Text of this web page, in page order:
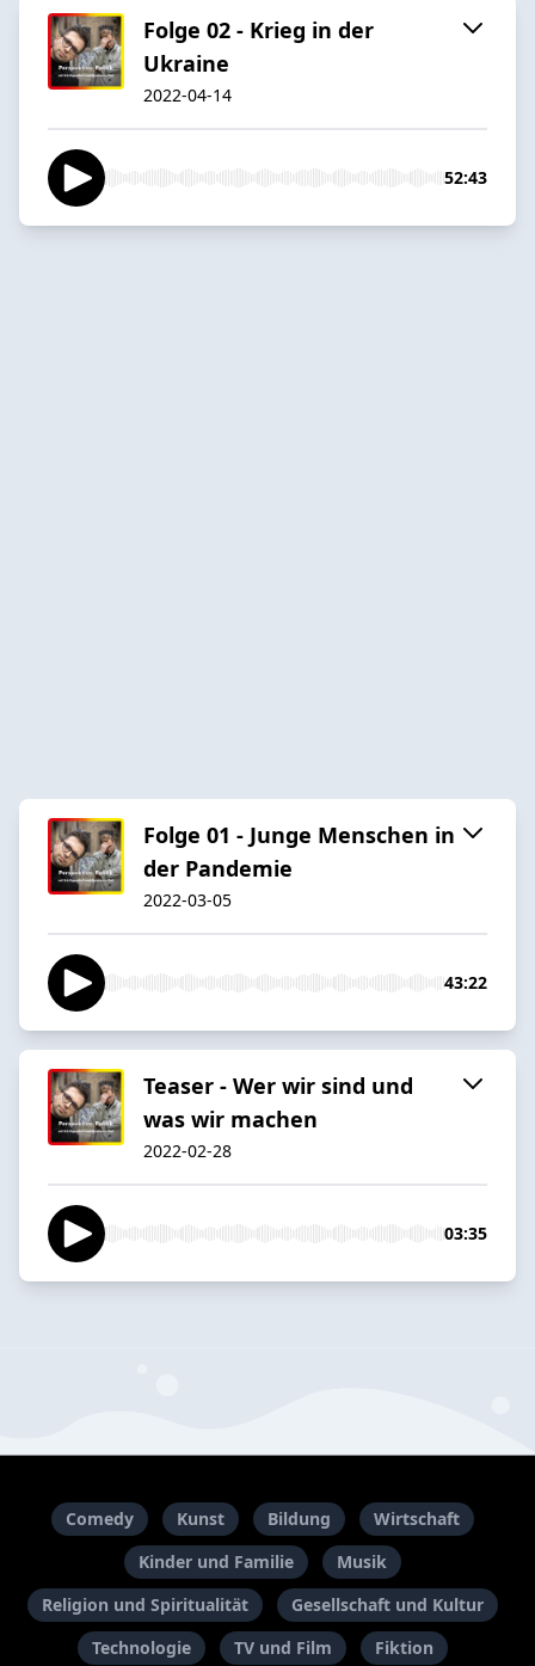
Folge 02 - Krieg in der
Ukraine
2022-04-14
52:43
Folge 01 - Junge Menschen in
der Pandemie
2022-03-05
43:22
Teaser - Wer wir sind und
was wir machen
2022-02-28
03:35
Comedy Kunst Bildung
Wirtschaft
Kinder und Familie
Musik
Religion und Spiritualität
Gesellschaft und Kultur
Technologie
TV und Film Fiktion